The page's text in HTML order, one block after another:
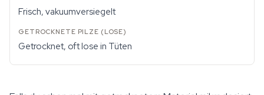
Frisch, vakuumversiegelt
Getrocknet, oft lose in Tüten